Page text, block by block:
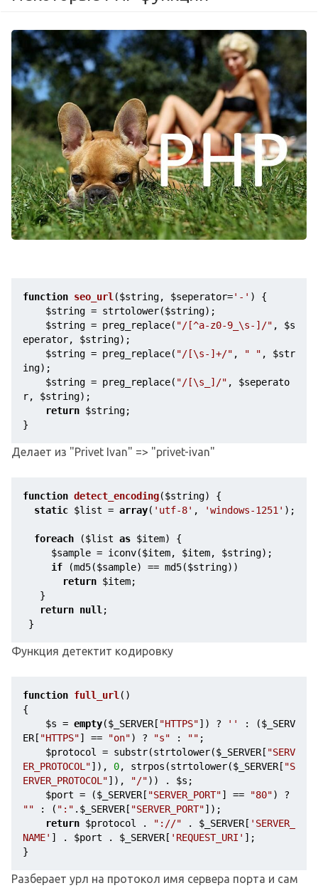
function seo_url ($string, $seperator='-' )
{
$string = strtolower($string);
$string = preg_replace( "/[^a-z0-9_\s-]/" , $s
eperator, $string);
$string = preg_replace( "/[\s-]+/" , " " , $str
ing);
$string = preg_replace( "/[\s_]/" , $seperato
r, $string);
return $string;
}
Делает из "Privet Ivan" => "privet-ivan"
function detect_encoding($string)
{
static $list = array( 'utf-8' , 'windows-1251' );
foreach ($list as $item) {
$sample = iconv($item, $item, $string);
if (md5($sample) == md5($string))
return $item;
   }
return null ;
}
Функция детектит кодировку
function full_url ()
{
$s = empty($_SERVER [ "HTTPS"]) ? '' : ($_SERV
ER [ "HTTPS"] == "on") ? "s" : "" ;
$protocol
= substr(strtolower($_SERVER [ "SERV
ER_PROTOCOL"]), 0, strpos(strtolower($_SERVER [ "S
ERVER_PROTOCOL"]), "/")) . $s ;
$port = ($_SERVER [ "SERVER_PORT"] == "80"
"" : ( ":" . $_SERVER [ "SERVER_PORT"]);
return $protocol . "://" . $_SERVER [ 'SERVER_
NAME' ] . $port . $_SERVER [ 'REQUEST_URI' ];
}
Разберает урл на протокол имя сервера порта и сам